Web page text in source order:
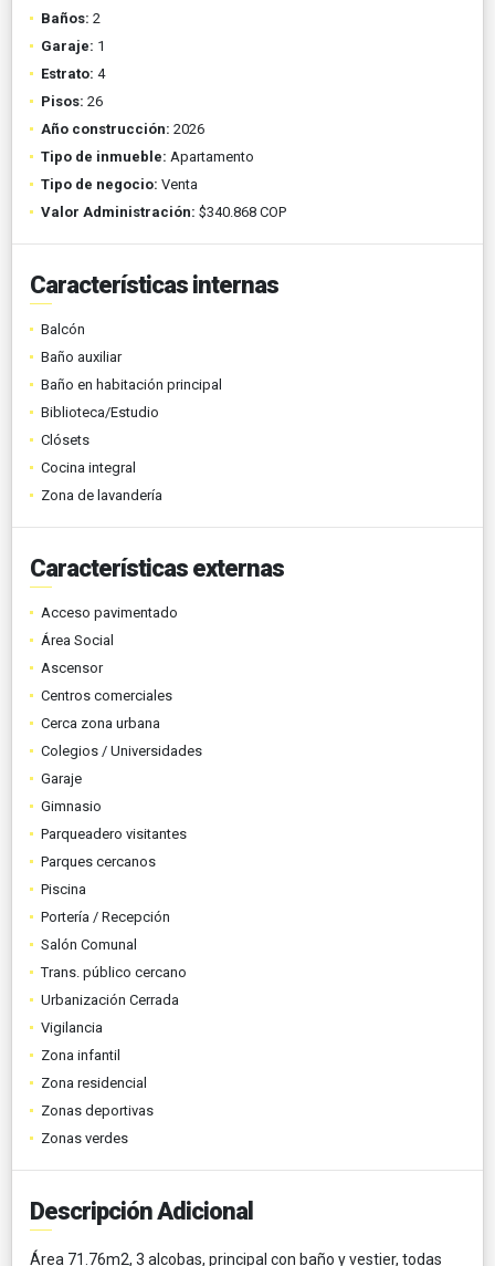
Baños: 2
Garaje: 1
Estrato: 4
Pisos: 26
Año construcción: 2026
Tipo de inmueble: Apartamento
Tipo de negocio: Venta
Valor Administración: $340.868 COP
Características internas
Balcón
Baño auxiliar
Baño en habitación principal
Biblioteca/Estudio
Clósets
Cocina integral
Zona de lavandería
Características externas
Acceso pavimentado
Área Social
Ascensor
Centros comerciales
Cerca zona urbana
Colegios / Universidades
Garaje
Gimnasio
Parqueadero visitantes
Parques cercanos
Piscina
Portería / Recepción
Salón Comunal
Trans. público cercano
Urbanización Cerrada
Vigilancia
Zona infantil
Zona residencial
Zonas deportivas
Zonas verdes
Descripción Adicional
Área 71.76m2, 3 alcobas, principal con baño y vestier, todas